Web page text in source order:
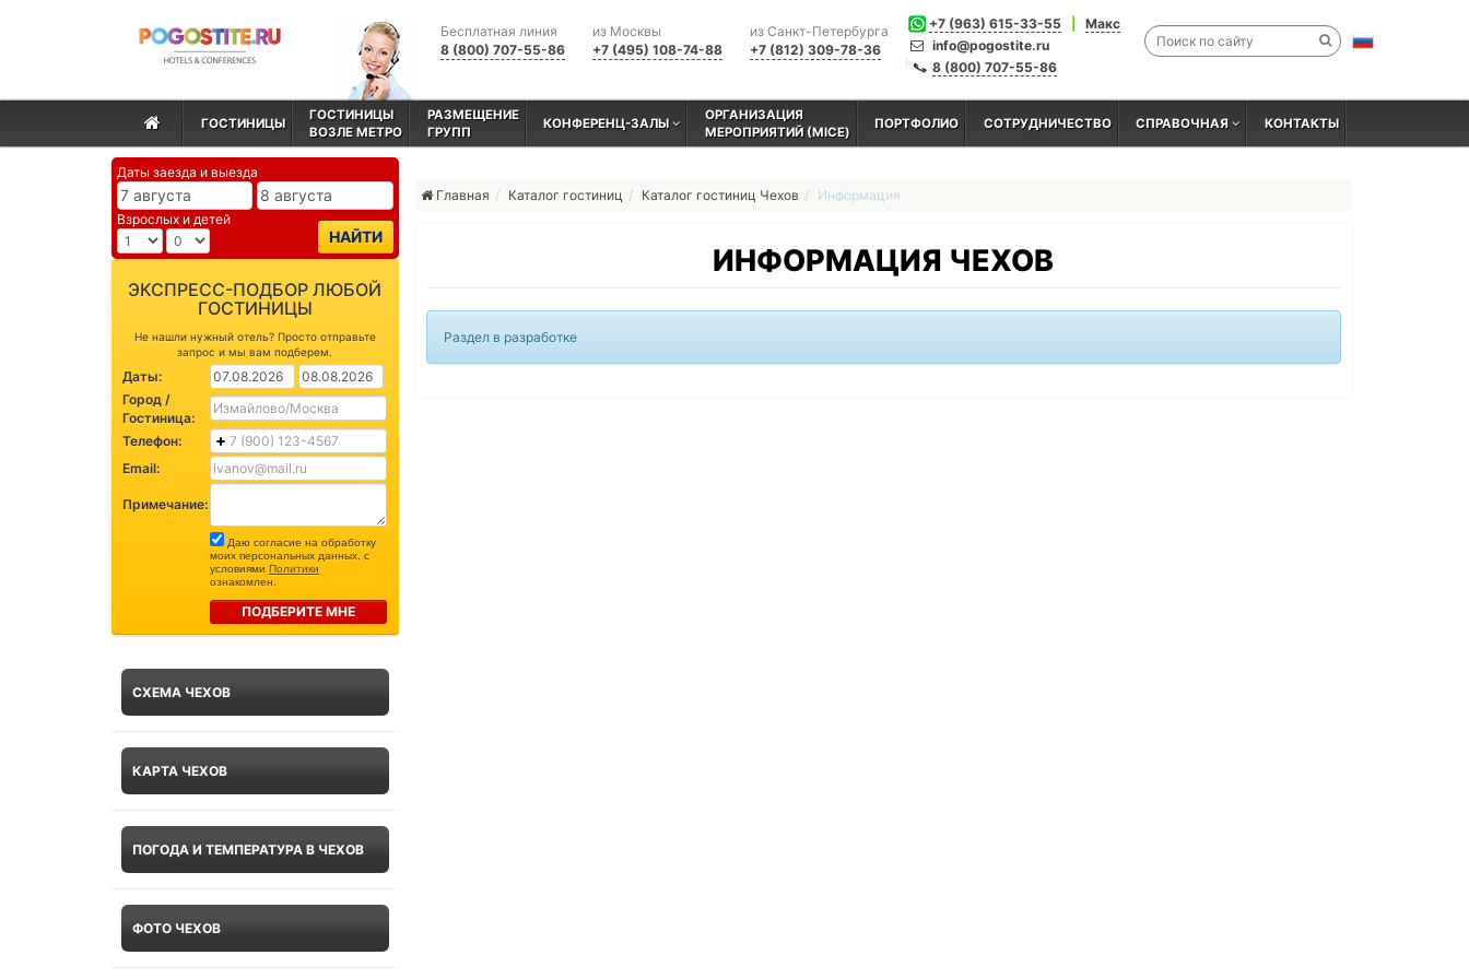
+7 (963) 615-33-55
Макс
info@pogostite.ru
8 (800) 707-55-86
из Санкт-Петербурга
+7 (812) 309-78-36
из Москвы
+7 (495) 108-74-88
Бесплатная линия
8 (800) 707-55-86
ГОСТИНИЦЫ
ГОСТИНИЦЫ
ВОЗЛЕ МЕТРО
РАЗМЕЩЕНИЕ
ГРУПП
КОНФЕРЕНЦ-ЗАЛЫ
ОРГАНИЗАЦИЯ
МЕРОПРИЯТИЙ (MICE)
ПОРТФОЛИО СОТРУДНИЧЕСТВО СПРАВОЧНАЯ КОНТАКТЫ
Даты заезда и выезда
Взрослых и детей
НАЙТИ
ЭКСПРЕСС-ПОДБОР ЛЮБОЙ
ГОСТИНИЦЫ
Не нашли нужный отель? Просто отправьте
запрос и мы вам подберем.
Даты:
Город /
Гостиница:
Телефон:
Email:
Примечание:
Даю согласие на обработку
моих персональных данных, с
условиями Политики
ознакомлен.
ПОДБЕРИТЕ МНЕ
СХЕМА ЧЕХОВ
КАРТА ЧЕХОВ
ПОГОДА И ТЕМПЕРАТУРА В ЧЕХОВ
ФОТО ЧЕХОВ
Главная Каталог гостиниц Каталог гостиниц Чехов Информация
ИНФОРМАЦИЯ ЧЕХОВ
Раздел в разработке